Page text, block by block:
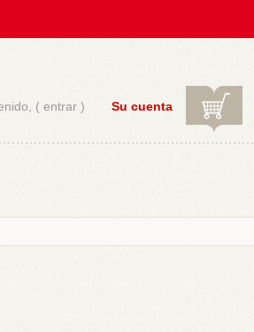
Su cuenta
( entrar)